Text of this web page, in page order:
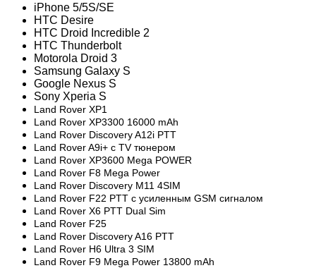
iPhone 5/5S/SE
HTC Desire
HTC Droid Incredible 2
HTC Thunderbolt
Motorola Droid 3
Samsung Galaxy S
Google Nexus S
Sony Xperia S
Land Rover XP1
Land Rover XP3300 16000 mAh
Land Rover Discovery A12i PTT
Land Rover A9i+ с TV тюнером
Land Rover XP3600 Mega POWER
Land Rover F8 Mega Power
Land Rover Discovery M11 4SIM
Land Rover F22 PTT с усиленным GSM сигналом
Land Rover X6 PTT Dual Sim
Land Rover F25
Land Rover Discovery A16 PTT
Land Rover H6 Ultra 3 SIM
Land Rover F9 Mega Power 13800 mAh